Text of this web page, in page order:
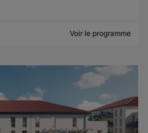
Voir le programme